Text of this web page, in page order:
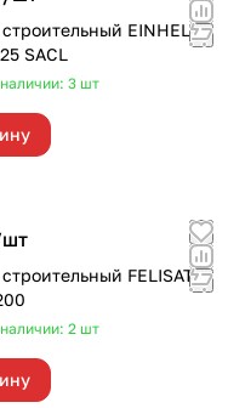
EINHELL
SACL
3 шт
шт
FELISATTI
2 шт